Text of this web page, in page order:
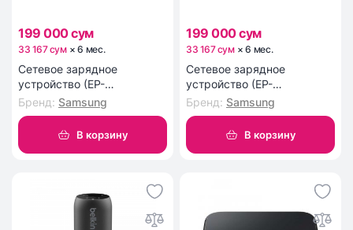
199 000 сум
33 167 сум ×6 мес.
Сетевое зарядное
устройство (EP-
T2510NWEGRU), white 25Вт
Бренд: Samsung
В корзину
199 000 сум
33 167 сум ×6 мес.
Сетевое зарядное
устройство (EP-
TA800NWEGRU), 25Вт,
white
Бренд: Samsung
В корзину